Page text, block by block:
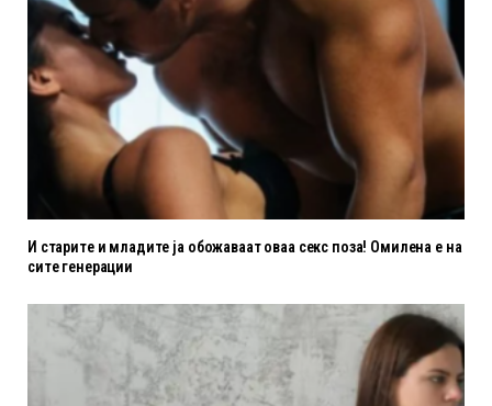
И старите и младите ја обожаваат оваа секс поза! Омилена е на
сите генерации